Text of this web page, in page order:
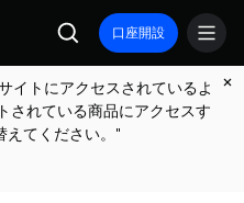
口座開設
イトにアクセスされているよ
されている商品にアクセスす
えてください。"